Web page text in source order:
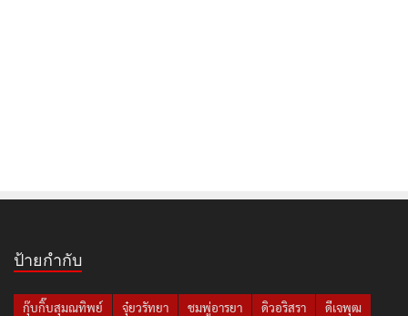
ป้ายกำกับ
กุ๊บกิ๊บสุมณทิพย์ จุ๋ยวรัทยา ชมพู่อารยา ดิวอริสรา
ดีเจพุฒ